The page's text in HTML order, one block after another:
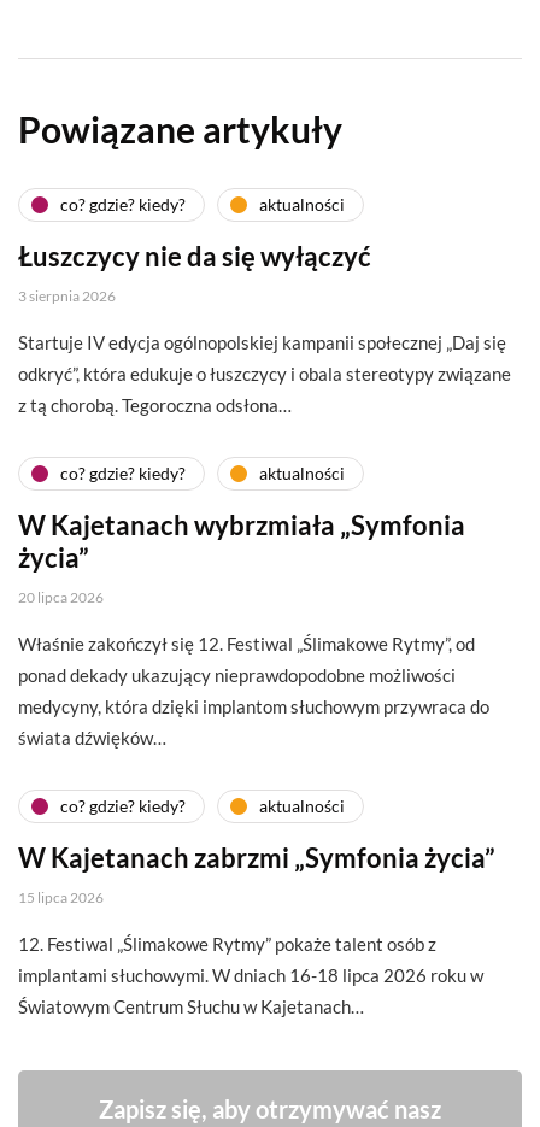
Powiązane artykuły
co? gdzie? kiedy? aktualności
Łuszczycy nie da się wyłączyć
3 sierpnia 2026
Startuje IV edycja ogólnopolskiej kampanii społecznej „Daj się
odkryć”, która edukuje o łuszczycy i obala stereotypy związane
z tą chorobą. Tegoroczna odsłona…
co? gdzie? kiedy? aktualności
W Kajetanach wybrzmiała „Symfonia
życia”
20 lipca 2026
Właśnie zakończył się 12. Festiwal „Ślimakowe Rytmy”, od
ponad dekady ukazujący nieprawdopodobne możliwości
medycyny, która dzięki implantom słuchowym przywraca do
świata dźwięków…
co? gdzie? kiedy? aktualności
W Kajetanach zabrzmi „Symfonia życia”
15 lipca 2026
12. Festiwal „Ślimakowe Rytmy” pokaże talent osób z
implantami słuchowymi. W dniach 16-18 lipca 2026 roku w
Światowym Centrum Słuchu w Kajetanach…
Zapisz się, aby otrzymywać nasz